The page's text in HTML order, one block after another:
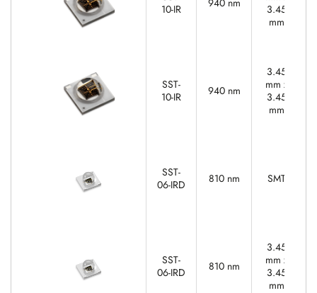
10-IR
940 nm
3.45
mm
SST-
10-IR
940 nm
3.45
mm x
3.45
mm
SST-
06-IRD
810 nm SMT
SST-
06-IRD
810 nm
3.45
mm x
3.45
mm